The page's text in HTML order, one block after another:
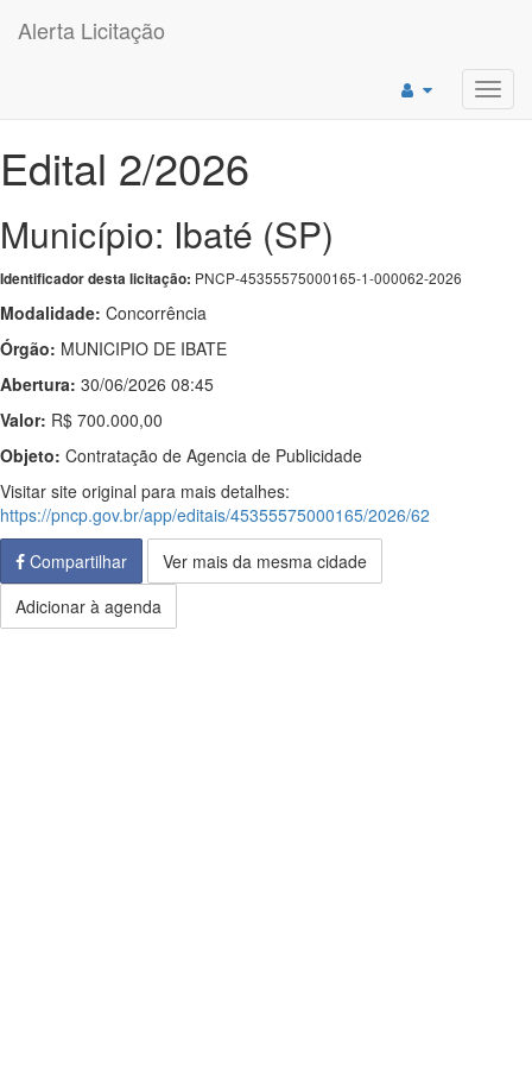
Alerta Licitação
Edital 2/2026
Município: Ibaté (SP)
Identificador desta licitação: PNCP-45355575000165-1-000062-2026
Modalidade: Concorrência
Órgão: MUNICIPIO DE IBATE
Abertura: 30/06/2026 08:45
Valor: R$ 700.000,00
Objeto: Contratação de Agencia de Publicidade
Visitar site original para mais detalhes:
https://pncp.gov.br/app/editais/45355575000165/2026/62
Compartilhar
Ver mais da mesma cidade
Adicionar à agenda